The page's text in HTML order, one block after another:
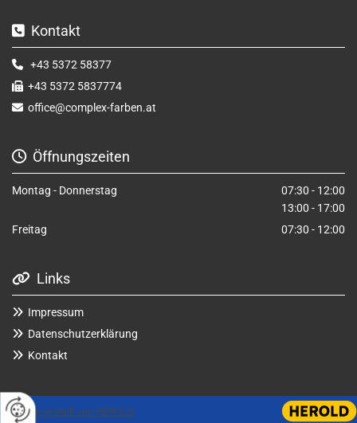
 Kontakt
 +43 5372 58377
 +43 5372 5837774
 office@complex-farben.at
Öffnungszeiten
Montag - Donnerstag
07:30 - 12:00
13:00 - 17:00
Freitag
07:30 - 12:00
 Links
 Impressum
 Datenschutzerklärung
 Kontakt
Website erstellt von HEROLD